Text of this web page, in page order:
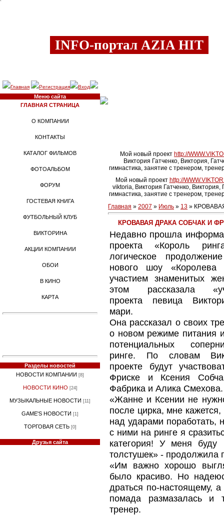
INFO-портал AZIA HIT
Главная Регистрация Вход
Меню сайта
ГЛАВНАЯ СТРАНИЦА
О КОМПАНИИ
КОНТАКТЫ
КАТАЛОГ ФИЛЬМОВ
ФОТОАЛЬБОМ
ФОРУМ
ГОСТЕВАЯ КНИГА
ФУТБОЛЬНЫЙ КЛУБ
ВИКТОРИНА
АКЦИИ КОМПАНИИ
ОБОИ
В КИНО
КАРТА
Разделы новостей
НОВОСТИ КОМПАНИИ [8]
НОВОСТИ КИНО [24]
МУЗЫКАЛЬНЫЕ НОВОСТИ [11]
GAME'S НОВОСТИ [1]
ТОРГОВАЯ СЕТЬ [0]
Друзья сайта
Мой новый проект http://
Виктория Гатченко, Виктория,
гимнастика, занятие с тренером,
Мой новый проект http://
viktoria, Виктория Гатченко, Виктория,
гимнастика, занятие с тренером,
Главная » 2007 » Июль » 13 »
КРОВАВАЯ ДРАКА СОБЧАК И
Недавно прошла
проекта «Король
логическое
нового шоу «Королева
участием знаменитых
этом рассказала
проекта певица
мари.
Она рассказал о своих
о новом режиме питания
потенциальных
ринге. По словам
проекте будут
Фриске и Ксения
Фабрика и Алика Смехова.
«Жанне и Ксении не
после цирка, мне
над ударами поработать,
с ними на ринге я
категория! У меня
толстушек» - продолжила
«Им важно хорошо
было красиво. Но
драться по-настоящему,
помада размазалась и
тренер.